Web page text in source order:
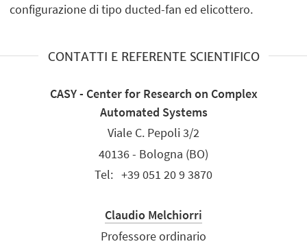
configurazione di tipo ducted-fan ed elicottero.
CONTATTI E REFERENTE SCIENTIFICO
CASY - Center for Research on Complex
Automated Systems
Viale C. Pepoli 3/2
40136 - Bologna (BO)
Tel: +39 051 20 9 3870
Claudio Melchiorri
Professore ordinario